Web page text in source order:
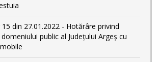
din 27.01.2022 - Hotărâre privind
public al Judeţului Argeş cu